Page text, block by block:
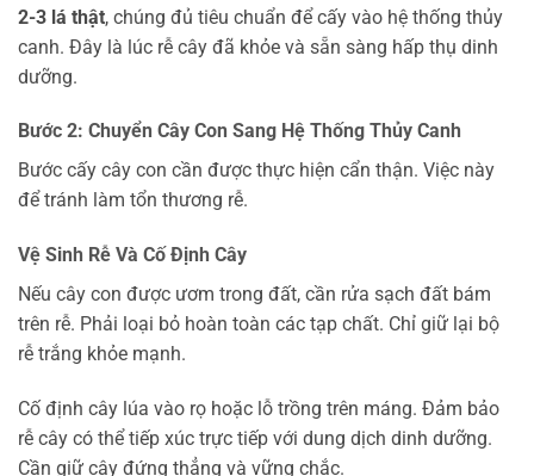
2-3 lá thật, chúng đủ tiêu chuẩn để cấy vào hệ thống thủy
canh. Đây là lúc rễ cây đã khỏe và sẵn sàng hấp thụ dinh
dưỡng.
Bước 2: Chuyển Cây Con Sang Hệ Thống Thủy Canh
Bước cấy cây con cần được thực hiện cẩn thận. Việc này
để tránh làm tổn thương rễ.
Vệ Sinh Rễ Và Cố Định Cây
Nếu cây con được ươm trong đất, cần rửa sạch đất bám
trên rễ. Phải loại bỏ hoàn toàn các tạp chất. Chỉ giữ lại bộ
rễ trắng khỏe mạnh.
Cố định cây lúa vào rọ hoặc lỗ trồng trên máng. Đảm bảo
rễ cây có thể tiếp xúc trực tiếp với dung dịch dinh dưỡng.
Cần giữ cây đứng thẳng và vững chắc.